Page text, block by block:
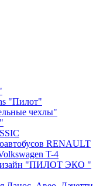
"Пилот"
чехлы"
RENAULT
T-4
"ПИЛОТ ЭКО "